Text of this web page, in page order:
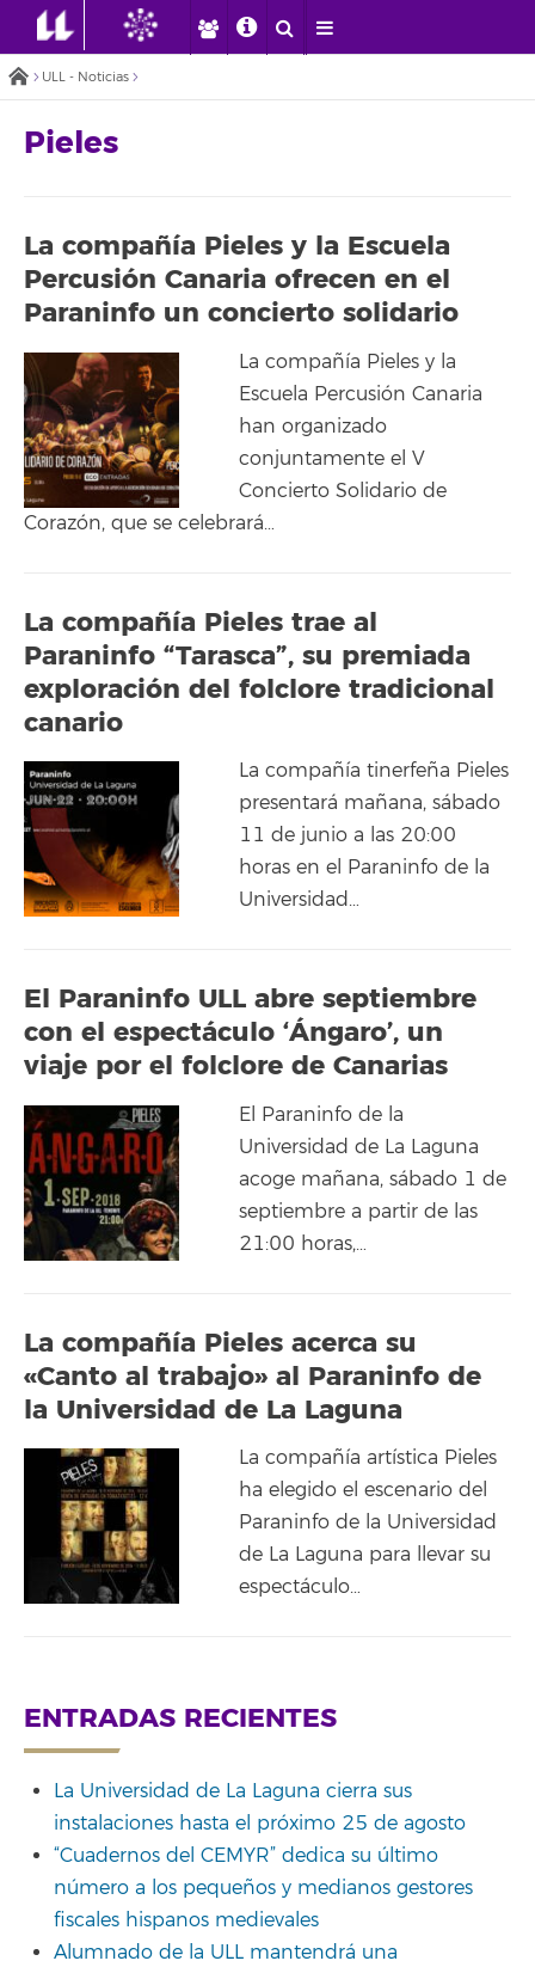
ULL - Noticias
Pieles
La compañía Pieles y la Escuela
Percusión Canaria ofrecen en el
Paraninfo un concierto solidario
La compañía Pieles y la
Escuela Percusión Canaria
han organizado
conjuntamente el V
Concierto Solidario de
Corazón, que se celebrará…
La compañía Pieles trae al
Paraninfo “Tarasca”, su premiada
exploración del folclore tradicional
canario
La compañía tinerfeña Pieles
presentará mañana, sábado
11 de junio a las 20:00
horas en el Paraninfo de la
Universidad…
El Paraninfo ULL abre septiembre
con el espectáculo ‘Ángaro’, un
viaje por el folclore de Canarias
El Paraninfo de la
Universidad de La Laguna
acoge mañana, sábado 1 de
septiembre a partir de las
21:00 horas,…
La compañía Pieles acerca su
«Canto al trabajo» al Paraninfo de
la Universidad de La Laguna
La compañía artística Pieles
ha elegido el escenario del
Paraninfo de la Universidad
de La Laguna para llevar su
espectáculo…
ENTRADAS RECIENTES
La Universidad de La Laguna cierra sus
instalaciones hasta el próximo 25 de agosto
“Cuadernos del CEMYR” dedica su último
número a los pequeños y medianos gestores
fiscales hispanos medievales
Alumnado de la ULL mantendrá una